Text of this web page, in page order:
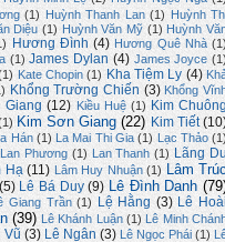
(1) Huỳnh Thanh Lan (1) Huỳnh
Diệu (1) Huỳnh Văn Mỹ (1) Huỳnh
Hương Đình (4) Hương Quê Nhà
(1) James Dylan (4) James Joyce
Kate Chopin (1) Kha Tiệm Ly (4)
Khổng Trường Chiến (3) Khổng
Giang (12) Kiều Huệ (1) Kim
Kim Sơn Giang (22) Kim Tiết
Hán (1) La Mai Thi Gia (1) Lạc Thảo
Lan Phương (1) Lan Thanh (1) Lãng
Hạ (11) Lâm Huy Nhuận (1) Lâm
(5) Lê Bá Duy (9) Lê Đình Danh
Giang Trần (1) Lệ Hằng (3) Lê
(39) Lê Khánh Luận (1) Lê Minh
Vũ (3) Lê Ngân (3) Lê Ngọc Phái (1)